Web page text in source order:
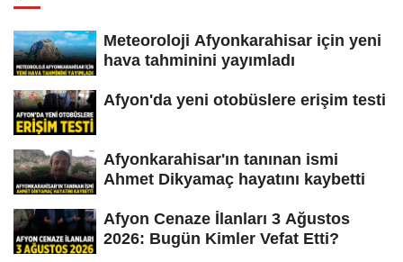
Meteoroloji Afyonkarahisar için yeni
hava tahminini yayımladı
Afyon'da yeni otobüslere erişim testi
Afyonkarahisar'ın tanınan ismi
Ahmet Dikyamaç hayatını kaybetti
Afyon Cenaze İlanları 3 Ağustos
2026: Bugün Kimler Vefat Etti?